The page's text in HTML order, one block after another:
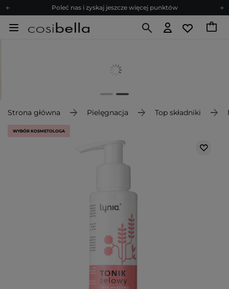
Poleć nas i zyskaj jeszcze więcej punktów
Zapisz się na newsletter pełen porad
Poleć nas i zyskaj jeszcze więcej punktów
Strona główna Pielęgnacja Top składniki
WYBÓR KOSMETOLOGA